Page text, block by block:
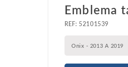
Emblema
: 52101539
Onix - 2013 A 2019